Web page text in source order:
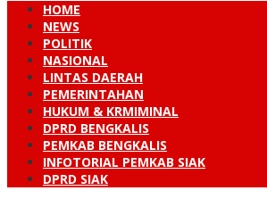
HOME
NEWS
POLITIK
NASIONAL
LINTAS DAERAH
PEMERINTAHAN
HUKUM & KRMIMINAL
DPRD BENGKALIS
PEMKAB BENGKALIS
INFOTORIAL PEMKAB SIAK
DPRD SIAK